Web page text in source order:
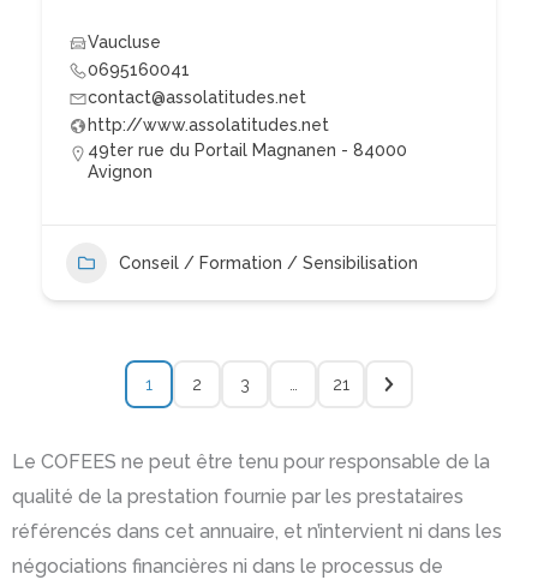
Vaucluse
0695160041
contact@assolatitudes.net
http://www.assolatitudes.net
49ter rue du Portail Magnanen - 84000
Avignon
Conseil / Formation / Sensibilisation
1 2 3 … 21
Le COFEES ne peut être tenu pour responsable de la
qualité de la prestation fournie par les prestataires
référencés dans cet annuaire, et n’intervient ni dans les
négociations financières ni dans le processus de